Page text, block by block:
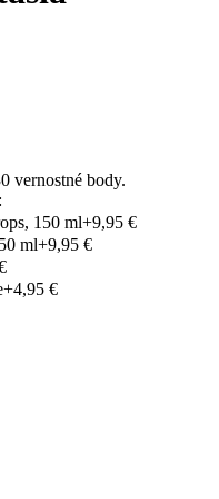
vernostné body.
150 ml+9,95 €
ml+9,95 €
+4,95 €